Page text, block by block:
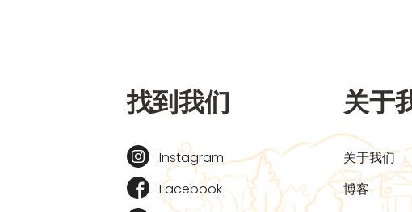
找到我们
Instagram
Facebook
关于
关于我们
博客